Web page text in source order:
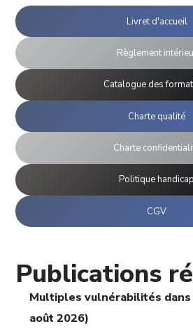
Livret d'accueil
Règlement
Catalogue des
Charte qualité
Charte
Politique handicap
CGV
Publications
Multiples vulnérabilités
août 2026)